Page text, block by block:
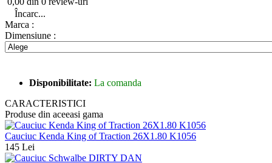
Încarc...
Marca :
Dimensiune :
Disponibilitate: La comanda
CARACTERISTICI
Produse din aceeasi gama
Cauciuc Kenda King of Traction 26X1.80 K1056
145 Lei